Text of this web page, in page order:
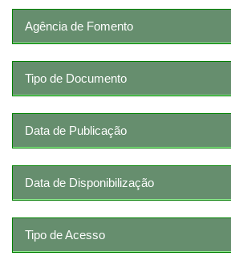
Agência de Fomento
Tipo de Documento
Data de Publicação
Data de Disponibilização
Tipo de Acesso